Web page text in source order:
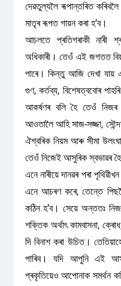
দেৱতুল্যলৈ ৰূপান্তৰিত
মাতৃৰ ৰূপত গায়ন কৰা হ’ব।
আচলতে প্ৰতিগৰাকী নাৰী
অধিকাৰী। তেওঁ এই জগতত
পাৰে। কিন্তু আজি দেখা যায়
গুণ, কৰ্তব্য, বিশেষত্ববোৰ
আকৰ্ষণৰ বলি হৈ তেওঁ নিজৰ
আওতালৈ আহি সাজ-সজ্জা,
ঐশ্বৰিক নিয়ম আৰু সীমা
তেওঁ নিজেই আসুৰিক স্বভাৱৰ হৈ
এনে নাৰীয়ে দানৱৰ পৰা
এনে আচৰণ কৰে, তেন্তে
কঠিন হ’ব। সেয়ে অন্ততঃ
শক্তিক অৰ্থাৎ কামবাসনা,
দি বিনাশ কৰা উচিত।
পাৰিব। যদি আপুনি এই
প্ৰকৃতিয়েও আপোনাক সমৰ্থন